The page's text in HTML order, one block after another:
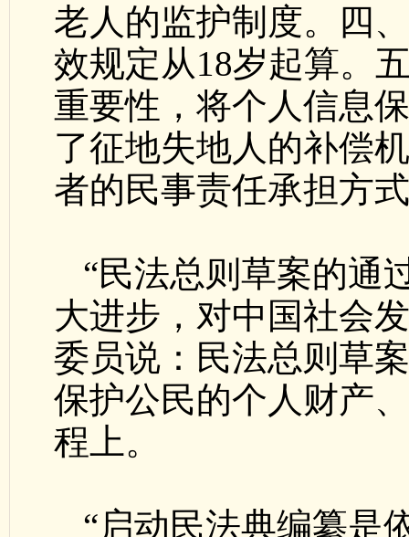
老人的监护制度。四
效规定从18岁起算。
重要性，将个人信息
了征地失地人的补偿
者的民事责任承担方
“民法总则草案的通
大进步，对中国社会
委员说：民法总则草
保护公民的个人财产
程上。
“启动民法典编纂是